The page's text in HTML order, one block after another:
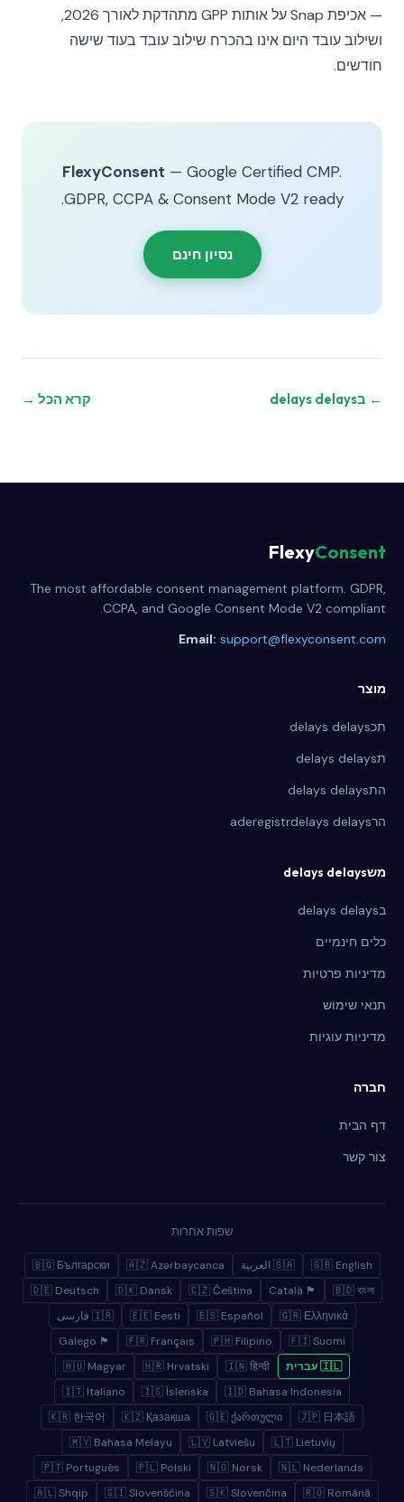
— אכיפת Snap על אותות GPP מתהדקת לאורך 2026,
ושילוב עובד היום אינו בהכרח שילוב עובד בעוד שישה
חודשים.
FlexyConsent — Google Certified CMP.
GDPR, CCPA & Consent Mode V2 ready.
נסיון חינם
← בdelays delays קרא הכל →
FlexyConsent
The most affordable consent management platform. GDPR,
CCPA, and Google Consent Mode V2 compliant.
Email: support@flexyconsent.com
מוצר
תכdelays delays
תdelays delays
התdelays delays
הרaderegistrdelays delays
משdelays delays
בdelays delays
כלים חינמיים
מדיניות פרטיות
תנאי שימוש
מדיניות עוגיות
חברה
דף הבית
צור קשר
שפות אחרות
🇬🇧 English 🇸🇦 العربية 🇦🇿 Azərbaycanca
🇧🇬 Български
🇧🇩 বাংলা
🏴 Català
🇨🇿 Čeština
🇩🇰 Dansk
🇩🇪 Deutsch
🇬🇷 Ελληνικά
🇪🇸 Español
🇪🇪 Eesti
🇮🇷 فارسی
🇫🇮 Suomi
🇵🇭 Filipino
🇫🇷 Français
🏴 Galego
🇮🇱 עברית
🇮🇳 हिन्दी
🇭🇷 Hrvatski
🇭🇺 Magyar
🇮🇩 Bahasa Indonesia
🇮🇸 Íslenska
🇮🇹 Italiano
🇯🇵 日本語
🇬🇪 ქართული
🇰🇿 Қазақша
🇰🇷 한국어
🇱🇹 Lietuvių
🇱🇻 Latviešu
🇲🇾 Bahasa Melayu
🇳🇱 Nederlands
🇳🇴 Norsk
🇵🇱 Polski
🇵🇹 Português
🇷🇴 Română
🇸🇰 Slovenčina
🇸🇮 Slovenščina
🇦🇱 Shqip